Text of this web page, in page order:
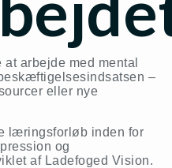
arbejde med mental
–
eller nye
læringsforløb inden for
og
af Ladefoged Vision.